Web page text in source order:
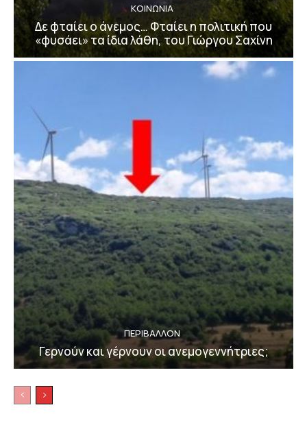
ΚΟΙΝΩΝΙΑ
Δε φταίει ο άνεμος… Φταίει η πολιτική που
«φυσάει» τα ίδια λάθη, του Γιώργου Σαχίνη
ΠΕΡΙΒΆΛΛΟΝ
Γερνούν και γέρνουν οι ανεμογεννήτριες;